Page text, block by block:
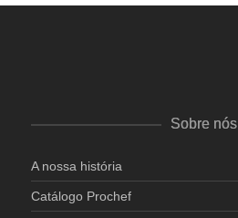
Sobre nós
A nossa história
Catálogo Prochef